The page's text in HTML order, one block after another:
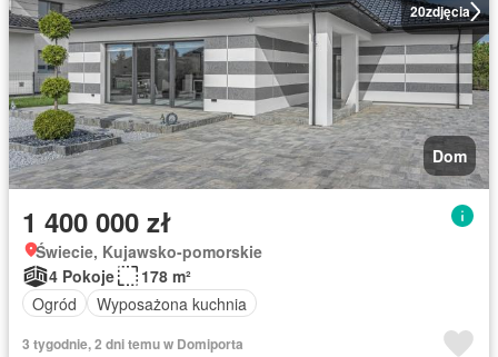
20zdjęcia
Dom
1 400 000 zł
Świecie, Kujawsko-pomorskie
4 Pokoje
178 m²
Ogród
Wyposażona kuchnia
3 tygodnie, 2 dni temu w Domiporta